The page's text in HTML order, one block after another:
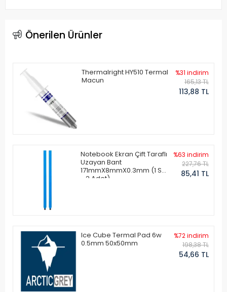
Önerilen Ürünler
Thermalright HY510 Termal
Macun
%31 indirim
165,13 TL
113,88 TL
Notebook Ekran Çift Taraflı
Uzayan Bant
171mmX8mmX0.3mm (1 Set
- 2 Adet)
%63 indirim
227,76 TL
85,41 TL
Ice Cube Termal Pad 6w
0.5mm 50x50mm
%72 indirim
198,38 TL
54,66 TL